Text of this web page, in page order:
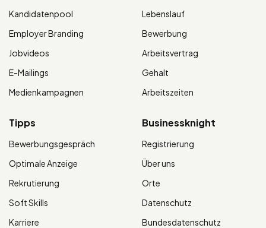
Kandidatenpool
Employer Branding
Jobvideos
E-Mailings
Medienkampagnen
Lebenslauf
Bewerbung
Arbeitsvertrag
Gehalt
Arbeitszeiten
Tipps
Bewerbungsgespräch
Optimale Anzeige
Rekrutierung
Soft Skills
Karriere
Businessknight
Registrierung
Über uns
Orte
Datenschutz
Bundesdatenschutz